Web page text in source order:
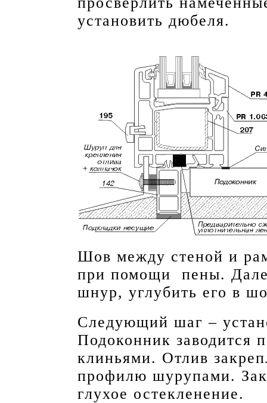
установить дюбеля.
Шов между стеной и
при помощи пены.
шнур, углубить его в
Следующий шаг –
Подоконник заводится
клиньями. Отлив
профилю шурупами.
глухое остекленение.